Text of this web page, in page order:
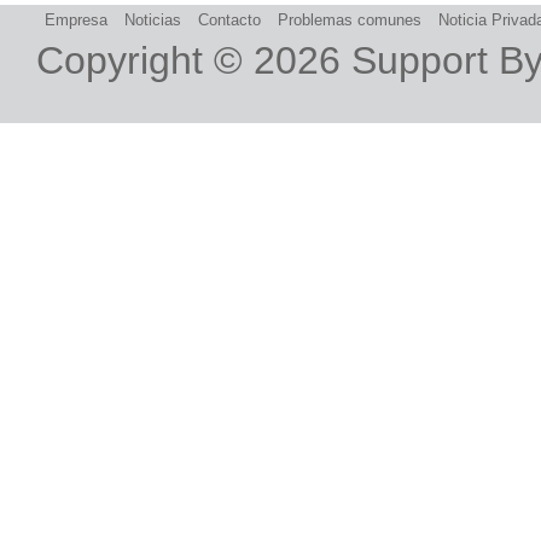
Empresa Noticias Contacto Problemas comunes Noticia
Copyright © 2026 Support